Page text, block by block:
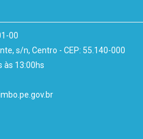
00
s/n, Centro - CEP: 55.140-000
às 13:00hs